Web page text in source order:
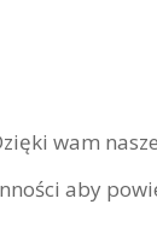
wam
aby